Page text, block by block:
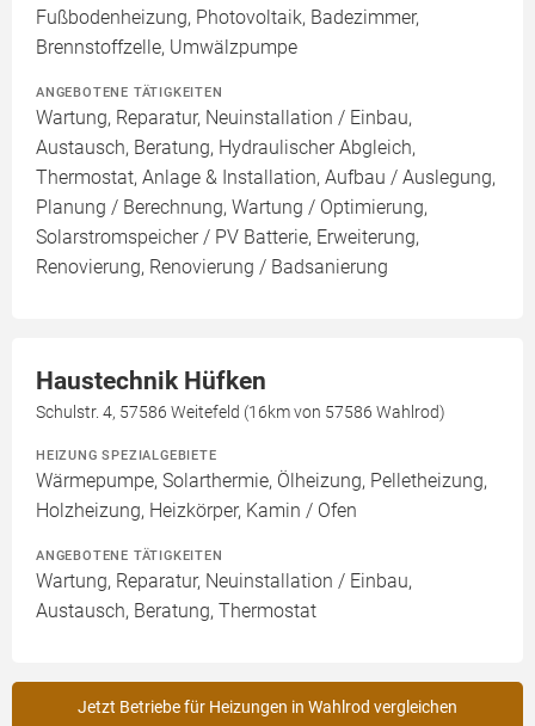
Fußbodenheizung, Photovoltaik, Badezimmer,
Brennstoffzelle, Umwälzpumpe
ANGEBOTENE TÄTIGKEITEN
Wartung, Reparatur, Neuinstallation / Einbau,
Austausch, Beratung, Hydraulischer Abgleich,
Thermostat, Anlage & Installation, Aufbau / Auslegung,
Planung / Berechnung, Wartung / Optimierung,
Solarstromspeicher / PV Batterie, Erweiterung,
Renovierung, Renovierung / Badsanierung
Haustechnik Hüfken
Schulstr. 4, 57586 Weitefeld (16km von 57586 Wahlrod)
HEIZUNG SPEZIALGEBIETE
Wärmepumpe, Solarthermie, Ölheizung, Pelletheizung,
Holzheizung, Heizkörper, Kamin / Ofen
ANGEBOTENE TÄTIGKEITEN
Wartung, Reparatur, Neuinstallation / Einbau,
Austausch, Beratung, Thermostat
Jetzt Betriebe für Heizungen in Wahlrod vergleichen